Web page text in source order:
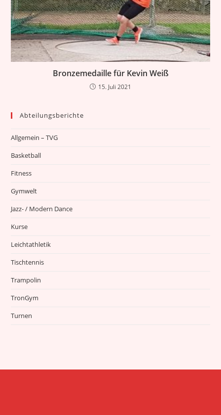
Bronzemedaille für Kevin Weiß
15. Juli 2021
Abteilungsberichte
Allgemein – TVG
Basketball
Fitness
Gymwelt
Jazz- / Modern Dance
Kurse
Leichtathletik
Tischtennis
Trampolin
TronGym
Turnen